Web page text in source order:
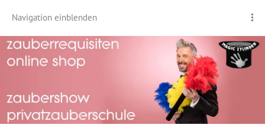
Navigation einblenden